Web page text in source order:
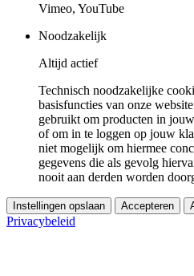
Vimeo, YouTube
Noodzakelijk
Altijd actief
Technisch noodzakelijke
basisfuncties van onze
gebruikt om producten in
of om in te loggen op jouw
niet mogelijk om hiermee
gegevens die als gevolg
nooit aan derden worden
Instellingen opslaan Accepteren
Privacybeleid